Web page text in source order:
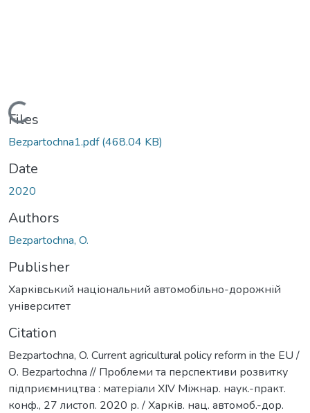
Loading...
Files
Bezpartochna1.pdf(468.04 KB)
Date
2020
Authors
Bezpartochna, O.
Publisher
Харківський національний автомобільно-дорожній
університет
Citation
Bezpartochna, O. Current agricultural policy reform in the EU /
О. Bezpartochna // Проблеми та перспективи розвитку
підприємництва : матеріали XIV Міжнар. наук.-практ.
конф., 27 листоп. 2020 р. / Харків. нац. автомоб.-дор.